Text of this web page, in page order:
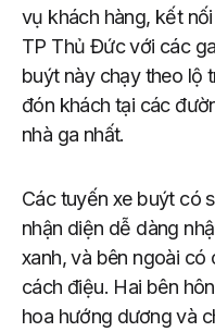
vụ khách hàng, kết
TP Thủ Đức với các
buýt này chạy theo lộ
đón khách tại các
nhà ga nhất.
Các tuyến xe buýt có
nhận diện dễ dàng
xanh, và bên ngoài
cách điệu. Hai bên
hoa hướng dương và